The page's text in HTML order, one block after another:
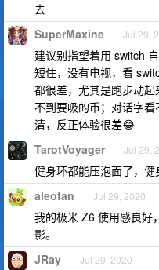
去
SuperMaxine Jul 29,
建议别指望着用 switch
短住，没有电视，看
都很差，尤其是跑步动
不到要吸的币；对话字
清，反正体验很差😂
TarotVoyager Jul 29,
健身环都能压泡面了，
aleofan Jul 29, 2020
我的极米 Z6 使用感良好
影。
JRay Jul 29, 2020